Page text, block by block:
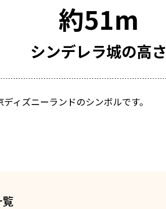
約51m
シンデレラ城の高さ
ディズニーランドのシンボルです。